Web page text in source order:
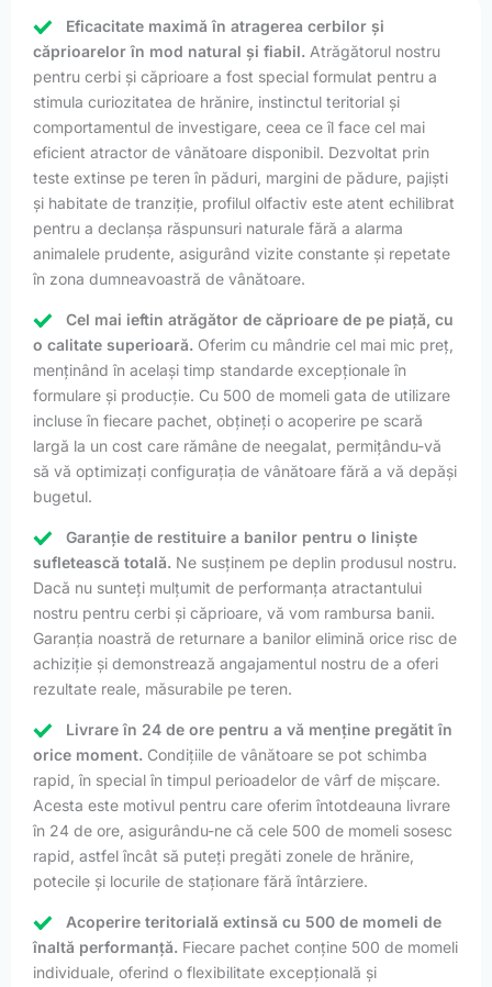
Eficacitate maximă în atragerea cerbilor și
căprioarelor în mod natural și fiabil. Atrăgătorul nostru
pentru cerbi și căprioare a fost special formulat pentru a
stimula curiozitatea de hrănire, instinctul teritorial și
comportamentul de investigare, ceea ce îl face cel mai
eficient atractor de vânătoare disponibil. Dezvoltat prin
teste extinse pe teren în păduri, margini de pădure, pajiști
și habitate de tranziție, profilul olfactiv este atent echilibrat
pentru a declanșa răspunsuri naturale fără a alarma
animalele prudente, asigurând vizite constante și repetate
în zona dumneavoastră de vânătoare.
Cel mai ieftin atrăgător de căprioare de pe piață, cu
o calitate superioară. Oferim cu mândrie cel mai mic preț,
menținând în același timp standarde excepționale în
formulare și producție. Cu 500 de momeli gata de utilizare
incluse în fiecare pachet, obțineți o acoperire pe scară
largă la un cost care rămâne de neegalat, permițându-vă
să vă optimizați configurația de vânătoare fără a vă depăși
bugetul.
Garanție de restituire a banilor pentru o liniște
sufletească totală. Ne susținem pe deplin produsul nostru.
Dacă nu sunteți mulțumit de performanța atractantului
nostru pentru cerbi și căprioare, vă vom rambursa banii.
Garanția noastră de returnare a banilor elimină orice risc de
achiziție și demonstrează angajamentul nostru de a oferi
rezultate reale, măsurabile pe teren.
Livrare în 24 de ore pentru a vă menține pregătit în
orice moment. Condițiile de vânătoare se pot schimba
rapid, în special în timpul perioadelor de vârf de mișcare.
Acesta este motivul pentru care oferim întotdeauna livrare
în 24 de ore, asigurându-ne că cele 500 de momeli sosesc
rapid, astfel încât să puteți pregăti zonele de hrănire,
potecile și locurile de staționare fără întârziere.
Acoperire teritorială extinsă cu 500 de momeli de
înaltă performanță. Fiecare pachet conține 500 de momeli
individuale, oferind o flexibilitate excepțională și